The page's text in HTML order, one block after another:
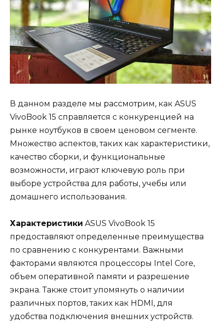
В данном разделе мы рассмотрим, как ASUS
VivoBook 15 справляется с конкуренцией на
рынке ноутбуков в своем ценовом сегменте.
Множество аспектов, таких как характеристики,
качество сборки, и функциональные
возможности, играют ключевую роль при
выборе устройства для работы, учебы или
домашнего использования.
Характеристики ASUS VivoBook 15
предоставляют определенные преимущества
по сравнению с конкурентами. Важными
факторами являются процессоры Intel Core,
объем оперативной памяти и разрешение
экрана. Также стоит упомянуть о наличии
различных портов, таких как HDMI, для
удобства подключения внешних устройств.